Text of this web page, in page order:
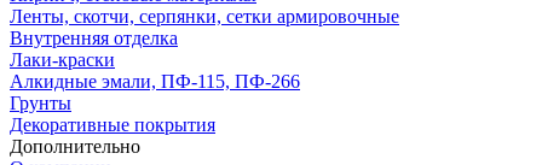
Ленты, скотчи, серпянки, сетки армировочные
Внутренняя отделка
Лаки-краски
Алкидные эмали, ПФ-115, ПФ-266
Грунты
Декоративные покрытия
Дополнительно